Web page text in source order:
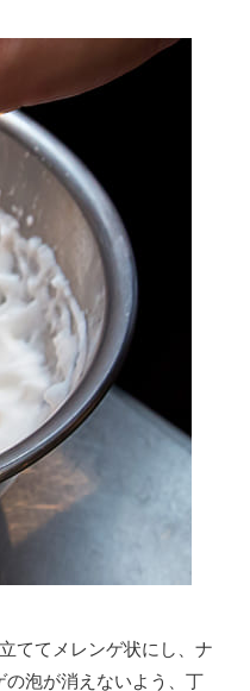
ててメレンゲ状にし、ナ
泡が消えないよう、丁